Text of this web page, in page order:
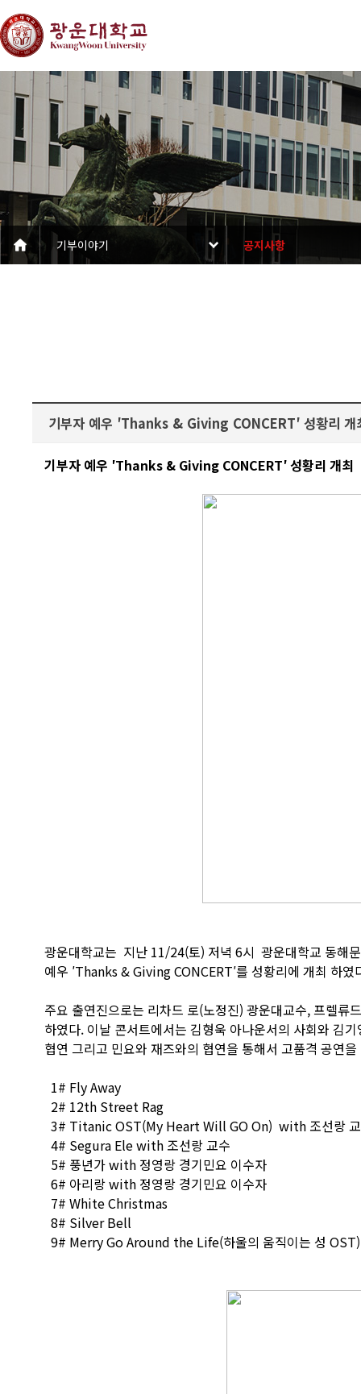
기부이야기 공지사항
기부자 예우 ′Thanks & Giving CONCERT′ 성황리 개
기부자 예우 ′Thanks & Giving CONCERT′ 성황리 개최
광운대학교는 지난 11/24(토) 저녁 6시 광운대학교 동해
예우 ′Thanks & Giving CONCERT′를 성황리에 개최 하였
주요 출연진으로는 리차드 로(노정진) 광운대교수, 프렐
하였다. 이날 콘서트에서는 김형욱 아나운서의 사회와 김
협연 그리고 민요와 재즈와의 협연을 통해서 고품격 공연
1# Fly Away
2# 12th Street Rag
3# Titanic OST(My Heart Will GO On) with 조선랑
4# Segura Ele with 조선랑 교수
5# 풍년가 with 정영랑 경기민요 이수자
6# 아리랑 with 정영랑 경기민요 이수자
7# White Christmas
8# Silver Bell
9# Merry Go Around the Life(하울의 움직이는 성 OST)